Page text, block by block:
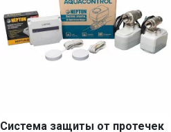
Система защиты от протечек